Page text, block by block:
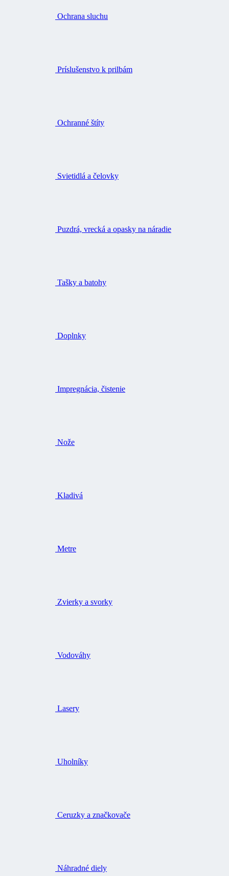
Ochrana sluchu
Príslušenstvo k prilbám
Ochranné štíty
Svietidlá a čelovky
Puzdrá, vrecká a opasky na náradie
Tašky a batohy
Doplnky
Impregnácia, čistenie
Nože
Kladivá
Metre
Zvierky a svorky
Vodováhy
Lasery
Uholníky
Ceruzky a značkovače
Náhradné diely